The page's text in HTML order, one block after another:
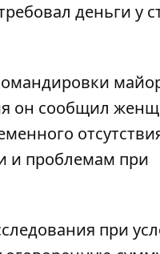
деньги у
он сообщил
и проблемам при
при